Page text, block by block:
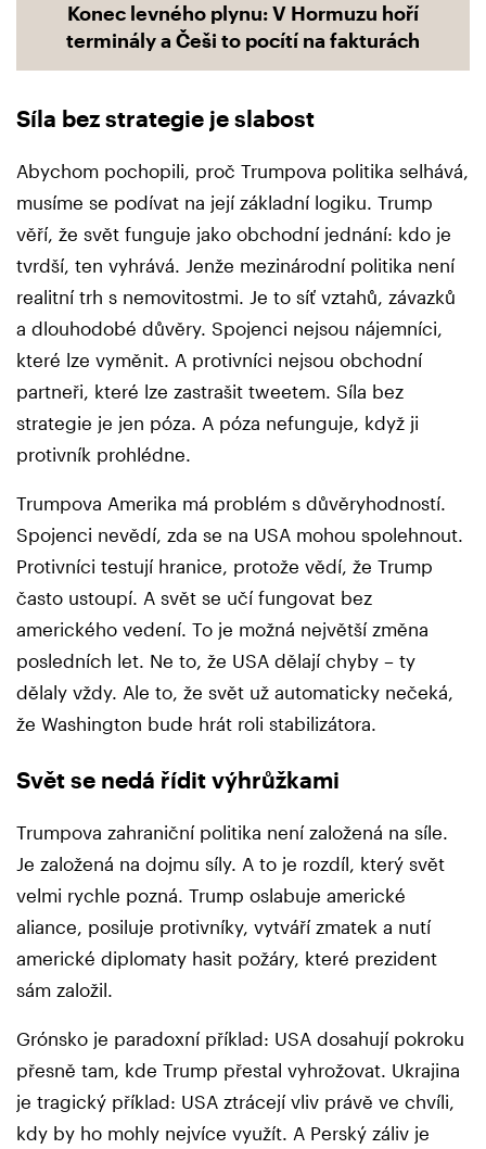
Konec levného plynu: V Hormuzu hoří
terminály a Češi to pocítí na fakturách
Síla bez strategie je slabost
Abychom pochopili, proč Trumpova politika selhává,
musíme se podívat na její základní logiku. Trump
věří, že svět funguje jako obchodní jednání: kdo je
tvrdší, ten vyhrává. Jenže mezinárodní politika není
realitní trh s nemovitostmi. Je to síť vztahů, závazků
a dlouhodobé důvěry. Spojenci nejsou nájemníci,
které lze vyměnit. A protivníci nejsou obchodní
partneři, které lze zastrašit tweetem. Síla bez
strategie je jen póza. A póza nefunguje, když ji
protivník prohlédne.
Trumpova Amerika má problém s důvěryhodností.
Spojenci nevědí, zda se na USA mohou spolehnout.
Protivníci testují hranice, protože vědí, že Trump
často ustoupí. A svět se učí fungovat bez
amerického vedení. To je možná největší změna
posledních let. Ne to, že USA dělají chyby – ty
dělaly vždy. Ale to, že svět už automaticky nečeká,
že Washington bude hrát roli stabilizátora.
Svět se nedá řídit výhrůžkami
Trumpova zahraniční politika není založená na síle.
Je založená na dojmu síly. A to je rozdíl, který svět
velmi rychle pozná. Trump oslabuje americké
aliance, posiluje protivníky, vytváří zmatek a nutí
americké diplomaty hasit požáry, které prezident
sám založil.
Grónsko je paradoxní příklad: USA dosahují pokroku
přesně tam, kde Trump přestal vyhrožovat. Ukrajina
je tragický příklad: USA ztrácejí vliv právě ve chvíli,
kdy by ho mohly nejvíce využít. A Perský záliv je